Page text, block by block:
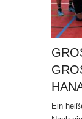
NAU
Ein